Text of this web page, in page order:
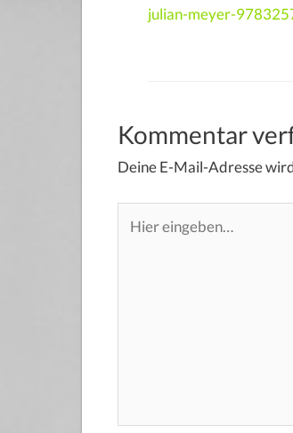
julian-meyer-
Kommentar
Deine E-Mail-Adresse
eingeben…